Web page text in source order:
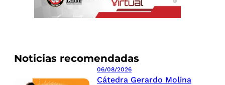
Noticias recomendadas
06/08/2026
Cátedra Gerardo Molina